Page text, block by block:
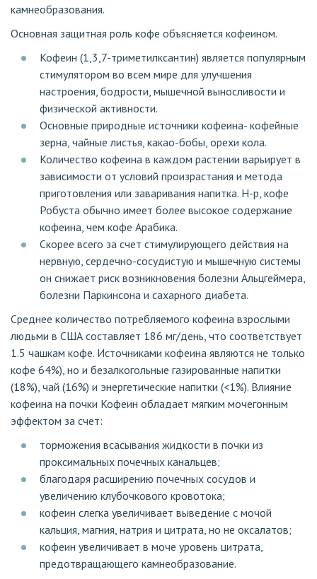
камнеобразования.
Основная защитная роль кофе объясняется кофеином.
Кофеин (1,3,7-триметилксантин) является популярным
стимулятором во всем мире для улучшения
настроения, бодрости, мышечной выносливости и
физической активности.
Основные природные источники кофеина- кофейные
зерна, чайные листья, какао-бобы, орехи кола.
Количество кофеина в каждом растении варьирует в
зависимости от условий произрастания и метода
приготовления или заваривания напитка. Н-р, кофе
Робуста обычно имеет более высокое содержание
кофеина, чем кофе Арабика.
Скорее всего за счет стимулирующего действия на
нервную, сердечно-сосудистую и мышечную системы
он снижает риск возникновения болезни Альцгеймера,
болезни Паркинсона и сахарного диабета.
Среднее количество потребляемого кофеина взрослыми
людьми в США составляет 186 мг/день, что соответствует
1.5 чашкам кофе. Источниками кофеина являются не только
кофе 64%), но и безалкогольные газированные напитки
(18%), чай (16%) и энергетические напитки (<1%). Влияние
кофеина на почки Кофеин обладает мягким мочегонным
эффектом за счет:
торможения всасывания жидкости в почки из
проксимальных почечных канальцев;
благодаря расширению почечных сосудов и
увеличению клубочкового кровотока;
кофеин слегка увеличивает выведение с мочой
кальция, магния, натрия и цитрата, но не оксалатов;
кофеин увеличивает в моче уровень цитрата,
предотвращающего камнеобразование.